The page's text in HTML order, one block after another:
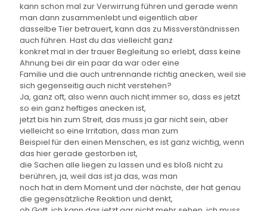
kann schon mal zur Verwirrung führen und gerade wenn
man dann zusammenlebt und eigentlich aber
dasselbe Tier betrauert, kann das zu Missverständnissen
auch führen. Hast du das vielleicht ganz
konkret mal in der trauer Begleitung so erlebt, dass keine
Ahnung bei dir ein paar da war oder eine
Familie und die auch untrennande richtig anecken, weil sie
sich gegenseitig auch nicht verstehen?
Ja, ganz oft, also wenn auch nicht immer so, dass es jetzt
so ein ganz heftiges anecken ist,
jetzt bis hin zum Streit, das muss ja gar nicht sein, aber
vielleicht so eine Irritation, dass man zum
Beispiel für den einen Menschen, es ist ganz wichtig, wenn
das hier gerade gestorben ist,
die Sachen alle liegen zu lassen und es bloß nicht zu
berühren, ja, weil das ist ja das, was man
noch hat in dem Moment und der nächste, der hat genau
die gegensätzliche Reaktion und denkt,